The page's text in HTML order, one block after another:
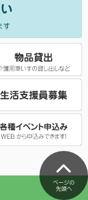
す
ページの
先頭へ